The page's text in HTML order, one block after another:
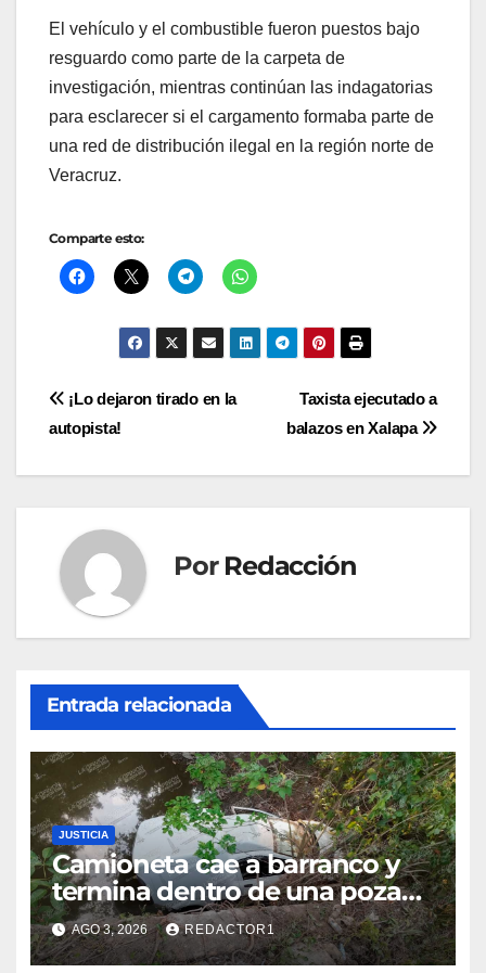
El vehículo y el combustible fueron puestos bajo
resguardo como parte de la carpeta de
investigación, mientras continúan las indagatorias
para esclarecer si el cargamento formaba parte de
una red de distribución ilegal en la región norte de
Veracruz.
Comparte esto:
Navegación
de
Taxista ejecutado a
balazos en Xalapa
¡Lo dejaron tirado en la
autopista!
Por Redacción
Entrada relacionada
JUSTICIA
Camioneta cae a barranco y
termina dentro de una poza
en Coatzintla; conductor sale
con golpes leves
AGO 3, 2026 REDACTOR1